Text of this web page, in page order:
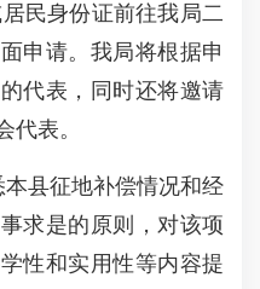
民身份证前往我局二
申请。我局将根据申
代表，同时还将邀请
代表。
县征地补偿情况和经
求是的原则，对该项
性和实用性等内容提